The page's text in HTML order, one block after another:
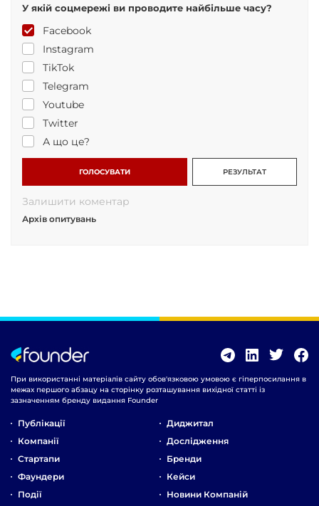
У якій соцмережі ви проводите найбільше часу?
Facebook
Instagram
TikTok
Telegram
Youtube
Twitter
А що це?
ГОЛОСУВАТИ РЕЗУЛЬТАТ
Залишити коментар
Архів опитувань
При використанні матеріалів сайту обов'язковою умовою є гіперпосилання в
межах першого абзацу на сторінку розташування вихідної статті із
зазначенням бренду видання Founder
Публікації
Компанії
Стартапи
Фаундери
Події
Диджитал
Дослідження
Бренди
Кейси
Новини Компаній